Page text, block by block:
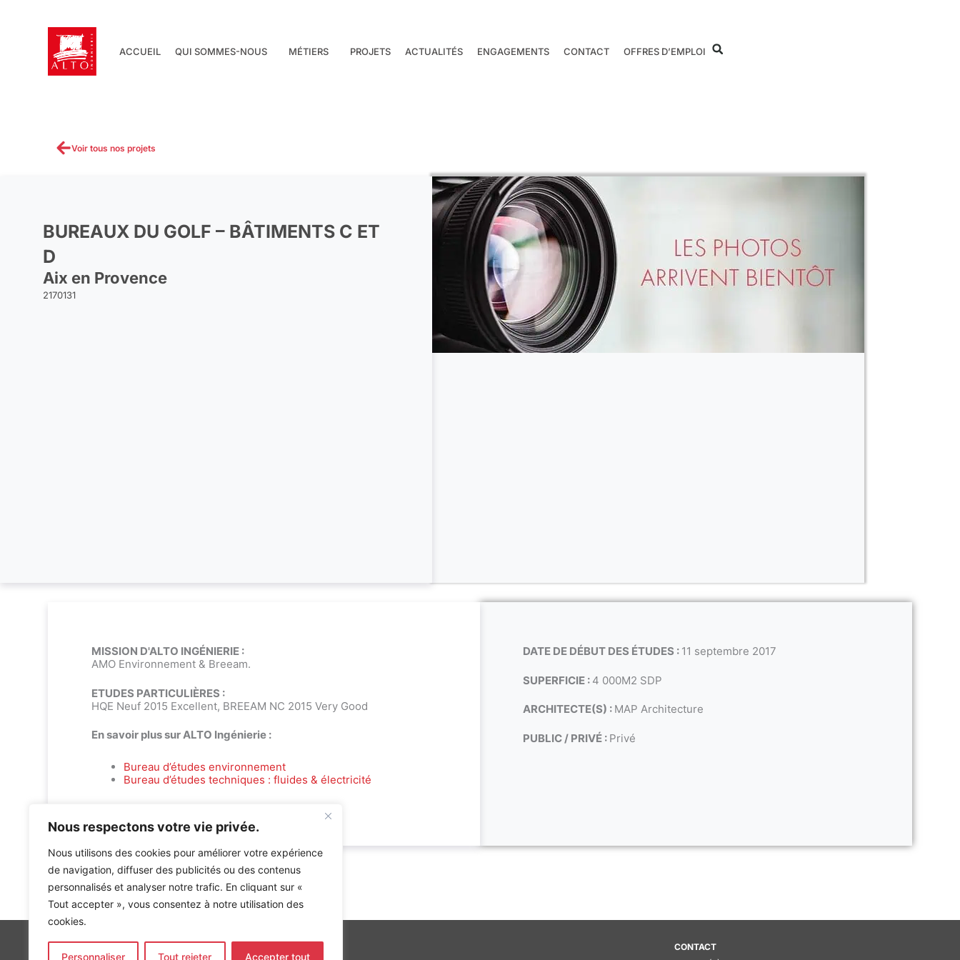
Nous respectons votre vie privée.
Nous utilisons des cookies pour améliorer votre expérience
de navigation, diffuser des publicités ou des contenus
personnalisés et analyser notre trafic. En cliquant sur «
Tout accepter », vous consentez à notre utilisation des
cookies.
Personnaliser Tout rejeter Accepter tout
ACCUEIL QUI SOMMES-NOUS MÉTIERS PROJETS ACTUALITÉS ENGAGEMENTS CONTACT OFFRES D’EMPLOI
Voir tous nos projets
BUREAUX DU GOLF – BÂTIMENTS C ET
D
Aix en Provence
2170131
DATE DE DÉBUT DES ÉTUDES : 11 septembre 2017
SUPERFICIE : 4 000M2 SDP
ARCHITECTE(S) : MAP Architecture
PUBLIC / PRIVÉ : Privé
MISSION D'ALTO INGÉNIERIE :
AMO Environnement & Breeam.
ETUDES PARTICULIÈRES :
HQE Neuf 2015 Excellent, BREEAM NC 2015 Very Good
En savoir plus sur ALTO Ingénierie :
Bureau d’études environnement
Bureau d’études techniques : fluides & électricité
Accueil»Références»Bureaux du Golf – Bâtiments C et D
CONTACT